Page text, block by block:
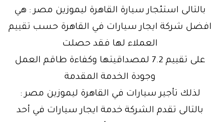
بالتالى استئجار سيارة القاهرة ليموزين مصر : هي
افضل شركة ايجار سيارات في القاهرة حسب تقييم
العملاء لها فقد حصلت
على تقييم 7.2 لمصداقيتها وكفاءة طاقم العمل
وجودة الخدمة المقدمة
لذلك تأجير سيارات في القاهرة ليموزين مصر :
بالتالى تقدم الشركة خدمة ايجار سيارات في أحد